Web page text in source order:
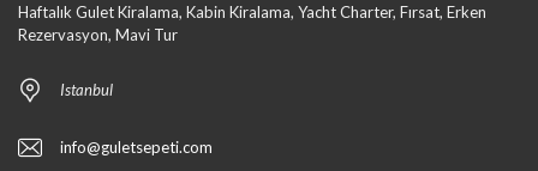
Haftalık Gulet Kiralama, Kabin Kiralama, Yacht Charter, Fırsat, Erken
Rezervasyon, Mavi Tur
Istanbul
info@guletsepeti.com